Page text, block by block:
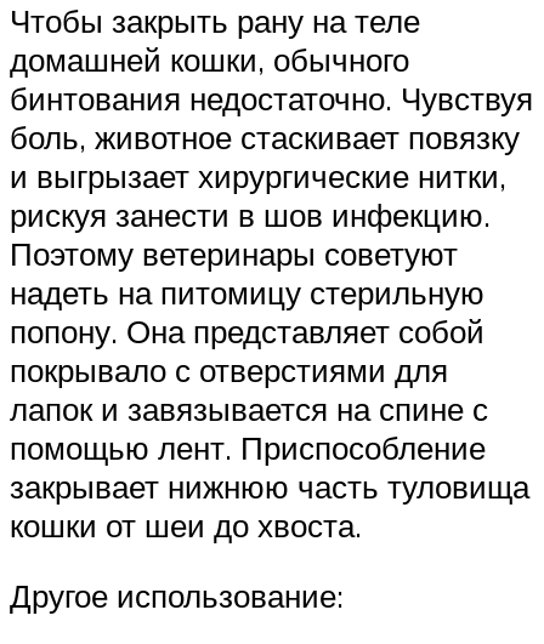
Чтобы закрыть рану на теле
домашней кошки, обычного
бинтования недостаточно. Чувствуя
боль, животное стаскивает повязку
и выгрызает хирургические нитки,
рискуя занести в шов инфекцию.
Поэтому ветеринары советуют
надеть на питомицу стерильную
попону. Она представляет собой
покрывало с отверстиями для
лапок и завязывается на спине с
помощью лент. Приспособление
закрывает нижнюю часть туловища
кошки от шеи до хвоста.
Другое использование: